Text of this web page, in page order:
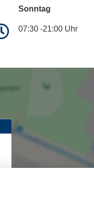
Sonntag
07:30 -21:00 Uhr